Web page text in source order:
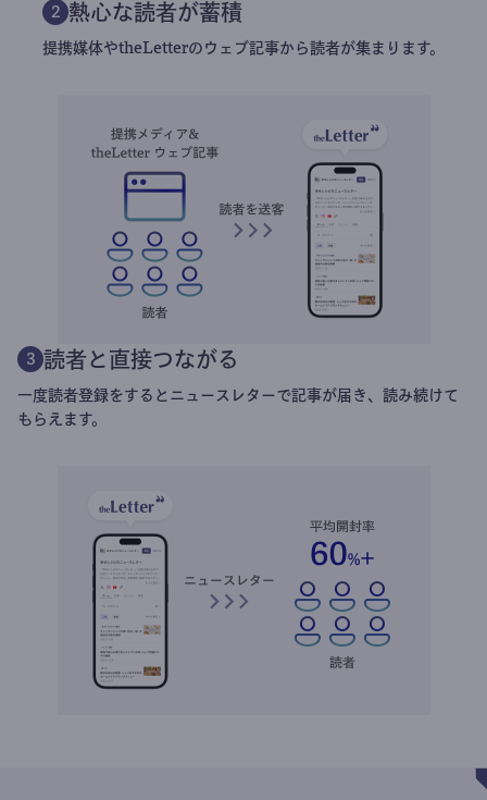
2 熱心な読者が蓄積
提携媒体やtheLetterのウェブ記事から読者が集まります。
3 読者と直接つながる
一度読者登録をするとニュースレターで記事が届き、読み続けて
もらえます。